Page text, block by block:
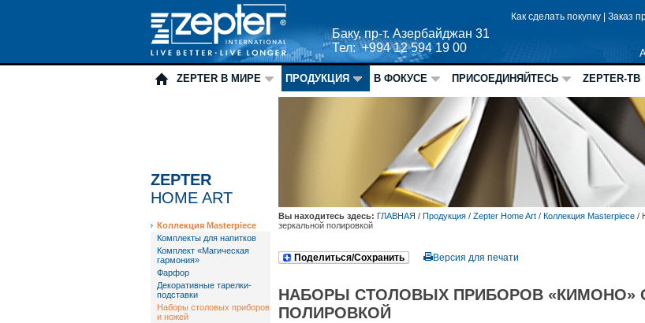
Баку, пр-т. Азербайджан 31
Тел: +994 12 594 19 00
Как сделать покупку Заказ
ZEPTER В МИРЕ ПРОДУКЦИЯ В ФОКУСЕ ПРИСОЕДИНЯЙТЕСЬ ZEPTER-ТВ
ZEPTER
HOME ART
Коллекция Masterpiece
Комплекты для напитков
Комплект «Магическая
гармония»
Фарфор
Декоративные тарелки-
подставки
Наборы столовых приборов
и ножей
Вы находитесь здесь: ГЛАВНАЯ / Продукция / Zepter Home Art / Коллекция Masterpiece /
зеркальной полировкой
Поделиться/Сохранить Версия для печати
НАБОРЫ СТОЛОВЫХ ПРИБОРОВ «КИМОНО»
ПОЛИРОВКОЙ